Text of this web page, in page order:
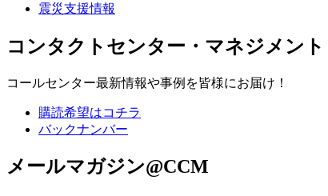
震災支援情報
コンタクトセンター・マネジメント
コールセンター最新情報や事例を皆様にお届け！
購読希望はコチラ
バックナンバー
メールマガジン@CCM